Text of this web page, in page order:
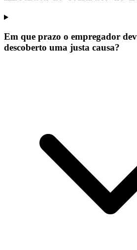
Em que prazo o empregador
descoberto uma justa causa?